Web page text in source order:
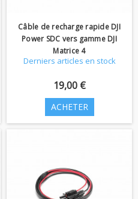
Câble de recharge rapide DJI
Power SDC vers gamme DJI
Matrice 4
Derniers articles en stock
19,00 €
ACHETER